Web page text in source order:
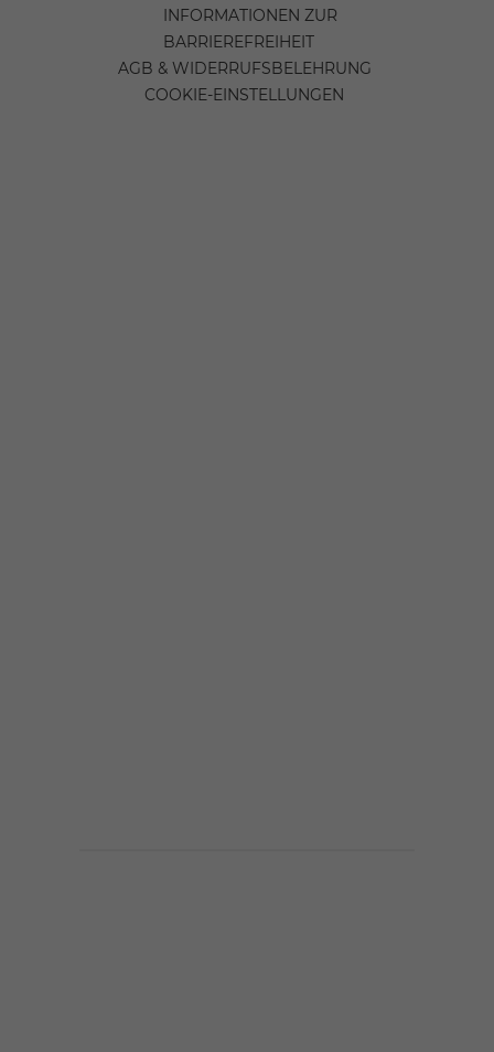
INFORMATIONEN ZUR
BARRIEREFREIHEIT
AGB & WIDERRUFSBELEHRUNG
COOKIE-EINSTELLUNGEN